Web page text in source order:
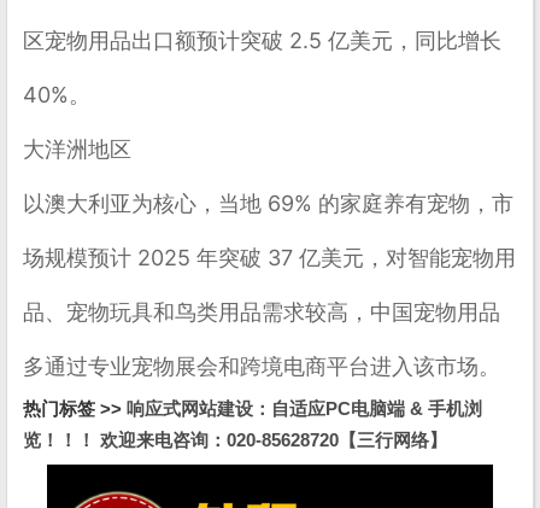
区宠物用品出口额预计突破 2.5 亿美元，同比增长
40%。
大洋洲地区
以澳大利亚为核心，当地 69% 的家庭养有宠物，市
场规模预计 2025 年突破 37 亿美元，对智能宠物用
品、宠物玩具和鸟类用品需求较高，中国宠物用品
多通过专业宠物展会和跨境电商平台进入该市场。
热门标签 >> 响应式网站建设：自适应PC电脑端 & 手机浏
览！！！ 欢迎来电咨询：020-85628720【三行网络】